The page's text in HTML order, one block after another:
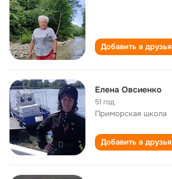
Добавить в друзья
Елена Овсиенко
51 год
Приморская школа
Добавить в друзья